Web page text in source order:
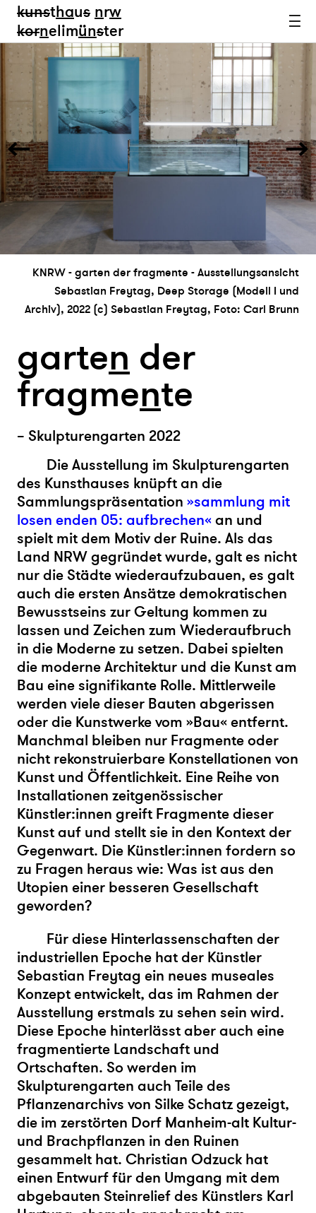
kunsthaus nrw
kornelimünster
KNRW - garten der fragmente - Ausstellungsansicht
Sebastian Freytag, Deep Storage (Modell I und
Archiv), 2022 (c) Sebastian Freytag, Foto: Carl Brunn
garten der
fragmente
– Skulpturengarten 2022
Die Ausstellung im Skulpturengarten
des Kunsthauses knüpft an die
Sammlungspräsentation »sammlung mit
losen enden 05: aufbrechen« an und
spielt mit dem Motiv der Ruine. Als das
Land NRW gegründet wurde, galt es nicht
nur die Städte wiederaufzubauen, es galt
auch die ersten Ansätze demokratischen
Bewusstseins zur Geltung kommen zu
lassen und Zeichen zum Wiederaufbruch
in die Moderne zu setzen. Dabei spielten
die moderne Architektur und die Kunst am
Bau eine signifikante Rolle. Mittlerweile
werden viele dieser Bauten abgerissen
oder die Kunstwerke vom »Bau« entfernt.
Manchmal bleiben nur Fragmente oder
nicht rekonstruierbare Konstellationen von
Kunst und Öffentlichkeit. Eine Reihe von
Installationen zeitgenössischer
Künstler:innen greift Fragmente dieser
Kunst auf und stellt sie in den Kontext der
Gegenwart. Die Künstler:innen fordern so
zu Fragen heraus wie: Was ist aus den
Utopien einer besseren Gesellschaft
geworden?
Für diese Hinterlassenschaften der
industriellen Epoche hat der Künstler
Sebastian Freytag ein neues museales
Konzept entwickelt, das im Rahmen der
Ausstellung erstmals zu sehen sein wird.
Diese Epoche hinterlässt aber auch eine
fragmentierte Landschaft und
Ortschaften. So werden im
Skulpturengarten auch Teile des
Pflanzenarchivs von Silke Schatz gezeigt,
die im zerstörten Dorf Manheim-alt Kultur-
und Brachpflanzen in den Ruinen
gesammelt hat. Christian Odzuck hat
einen Entwurf für den Umgang mit dem
abgebauten Steinrelief des Künstlers Karl